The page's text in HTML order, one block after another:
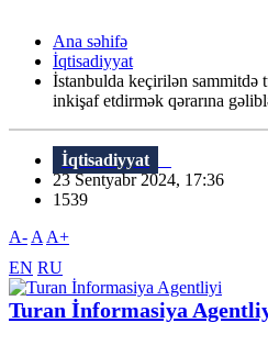
Ana səhifə
İqtisadiyyat
İstanbulda keçirilən sammitdə
inkişaf etdirmək qərarına
İqtisadiyyat
23 Sentyabr 2024, 17:36
1539
A- A A+
EN RU
Turan İnformasiya